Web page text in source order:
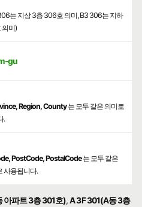
는 지상 3층 306호 의미, B3 306는 지하
미)
gu
Region, County는 모두 같은 의미로
.
PostCode, PostalCode는 모두 같은
사용됩니다.
아파트 3층 301호),A 3F 301(A동 3층